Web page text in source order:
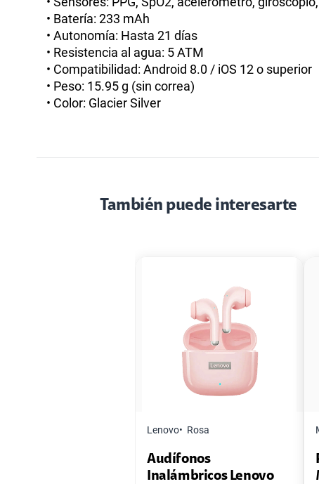
• Batería: 233 mAh
• Autonomía: Hasta 21 días
• Resistencia al agua: 5 ATM
• Compatibilidad: Android 8.0 / iOS 12 o superior
• Peso: 15.95 g (sin correa)
• Color: Glacier Silver
También puede interesarte
Lenovo Rosa
Audífonos
Inalámbricos Lenovo